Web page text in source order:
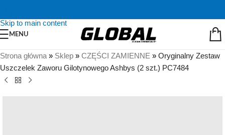
Skip to main content
MENU
Strona główna » Sklep » CZĘŚCI ZAMIENNE » Oryginalny Zestaw
Uszczelek Zaworu Gilotynowego Ashbys (2 szt.) PC7484